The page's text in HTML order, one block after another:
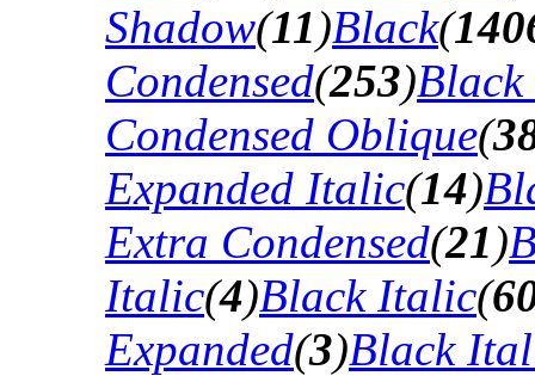
Shadow(11)Black(
Condensed(253)Black
Condensed Oblique(
Expanded Italic(14)
Extra Condensed(21)
Italic(4)Black Italic(
Expanded(3)Black